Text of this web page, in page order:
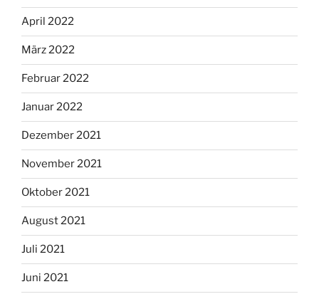
April 2022
März 2022
Februar 2022
Januar 2022
Dezember 2021
November 2021
Oktober 2021
August 2021
Juli 2021
Juni 2021